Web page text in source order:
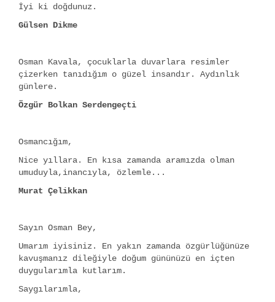
İyi ki doğdunuz.
Gülsen Dikme
Osman Kavala, çocuklarla duvarlara resimler
çizerken tanıdığım o güzel insandır. Aydınlık
günlere.
Özgür Bolkan Serdengeçti
Osmancığım,
Nice yıllara. En kısa zamanda aramızda olman
umuduyla,inancıyla, özlemle...
Murat Çelikkan
Sayın Osman Bey,
Umarım iyisiniz. En yakın zamanda özgürlüğünüze
kavuşmanız dileğiyle doğum gününüzü en içten
duygularımla kutlarım.
Saygılarımla,